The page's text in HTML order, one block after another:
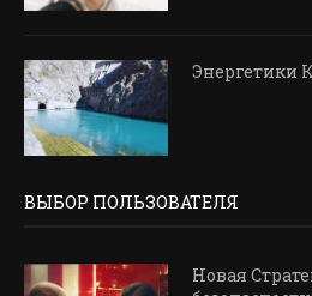
Энергетики
ВЫБОР ПОЛЬЗОВАТЕЛЯ
Новая